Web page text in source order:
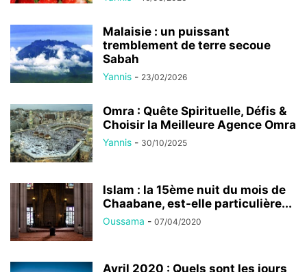
Malaisie : un puissant
tremblement de terre secoue
Sabah
Yannis - 23/02/2026
Omra : Quête Spirituelle, Défis &
Choisir la Meilleure Agence Omra
Yannis - 30/10/2025
Islam : la 15ème nuit du mois de
Chaabane, est-elle particulière...
Oussama - 07/04/2020
Avril 2020 : Quels sont les jours